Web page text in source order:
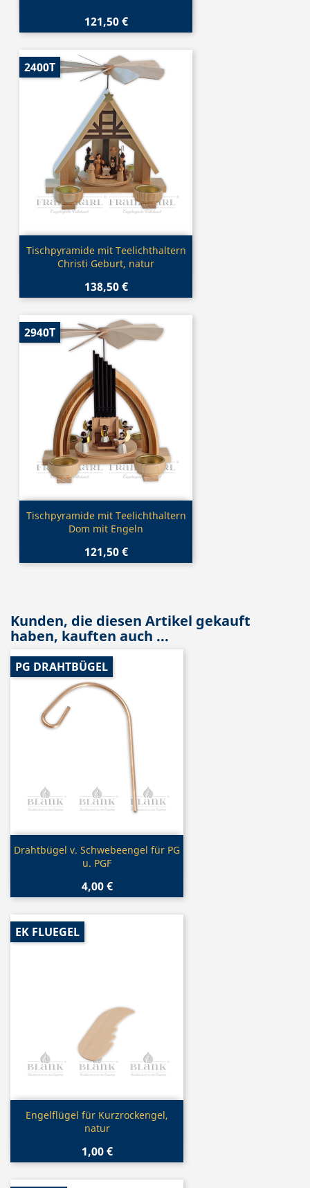
121,50 €
Vorschau
Tischpyramide mit Teelichthaltern
Christi Geburt, natur
138,50 €
2400T
Vorschau
Tischpyramide mit Teelichthaltern
Dom mit Engeln
121,50 €
2940T
Kunden, die diesen Artikel gekauft
haben, kauften auch ...
 Vorschau
Drahtbügel v. Schwebeengel für PG
u. PGF
4,00 €
PG DRAHTBÜGEL
 Vorschau
Engelflügel für Kurzrockengel,
natur
1,00 €
EK FLUEGEL